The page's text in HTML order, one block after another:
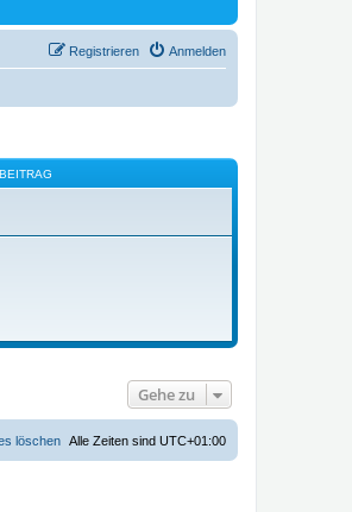
Anmelden
Registrieren
Gehe zu
Alle Zeiten sind UTC+01:00
löschen